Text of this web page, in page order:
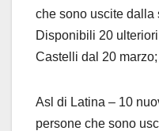
che sono uscite
Disponibili 20
Castelli dal 20 marzo;
Asl di Latina – 10
persone che sono